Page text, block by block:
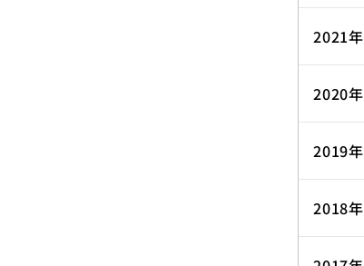
2021年
2020年
2019年
2018年